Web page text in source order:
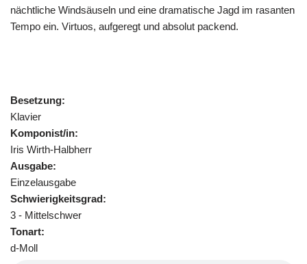
nächtliche Windsäuseln und eine dramatische Jagd im rasanten
Tempo ein. Virtuos, aufgeregt und absolut packend.
Besetzung:
Klavier
Komponist/in:
Iris Wirth-Halbherr
Ausgabe:
Einzelausgabe
Schwierigkeitsgrad:
3 - Mittelschwer
Tonart:
d-Moll